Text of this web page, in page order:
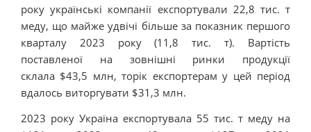
року українські компанії експортували 22,8 тис. т
меду, що майже удвічі більше за показник першого
кварталу 2023 року (11,8 тис. т). Вартість
поставленої на зовнішні ринки продукції
склала $43,5 млн, торік експортерам у цей період
вдалось виторгувати $31,3 млн.
2023 року Україна експортувала 55 тис. т меду на